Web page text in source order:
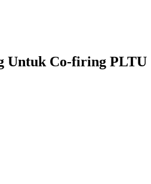
Untuk Co-firing PLTU